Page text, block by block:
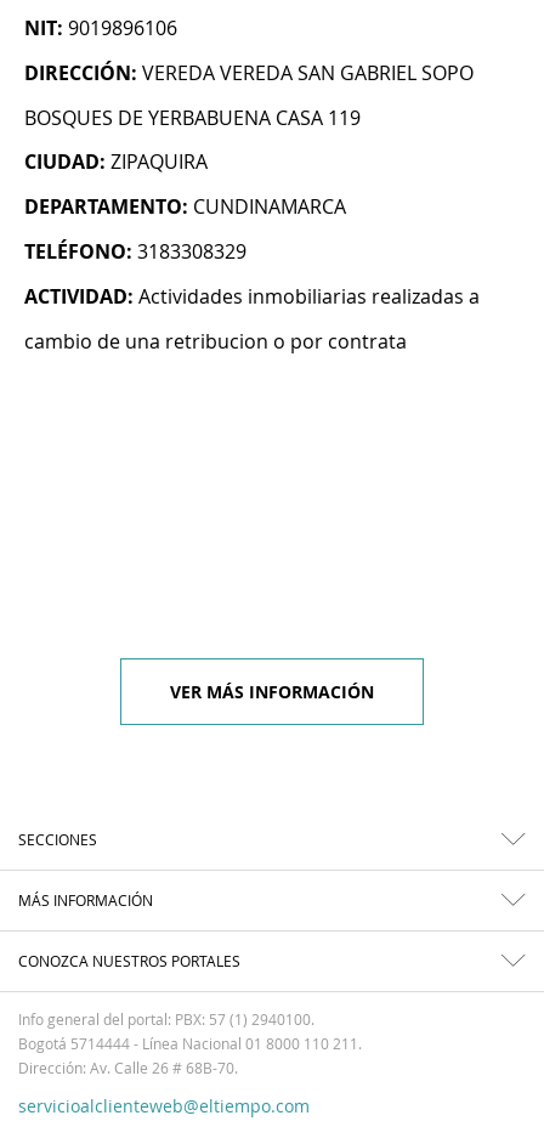
NIT: 9019896106
DIRECCIÓN: VEREDA VEREDA SAN GABRIEL SOPO
BOSQUES DE YERBABUENA CASA 119
CIUDAD: ZIPAQUIRA
DEPARTAMENTO: CUNDINAMARCA
TELÉFONO: 3183308329
ACTIVIDAD: Actividades inmobiliarias realizadas a
cambio de una retribucion o por contrata
VER MÁS INFORMACIÓN
SECCIONES
MÁS INFORMACIÓN
CONOZCA NUESTROS PORTALES
Info general del portal: PBX: 57 (1) 2940100.
Bogotá 5714444 - Línea Nacional 01 8000 110 211.
Dirección: Av. Calle 26 # 68B-70.
servicioalclienteweb@eltiempo.com